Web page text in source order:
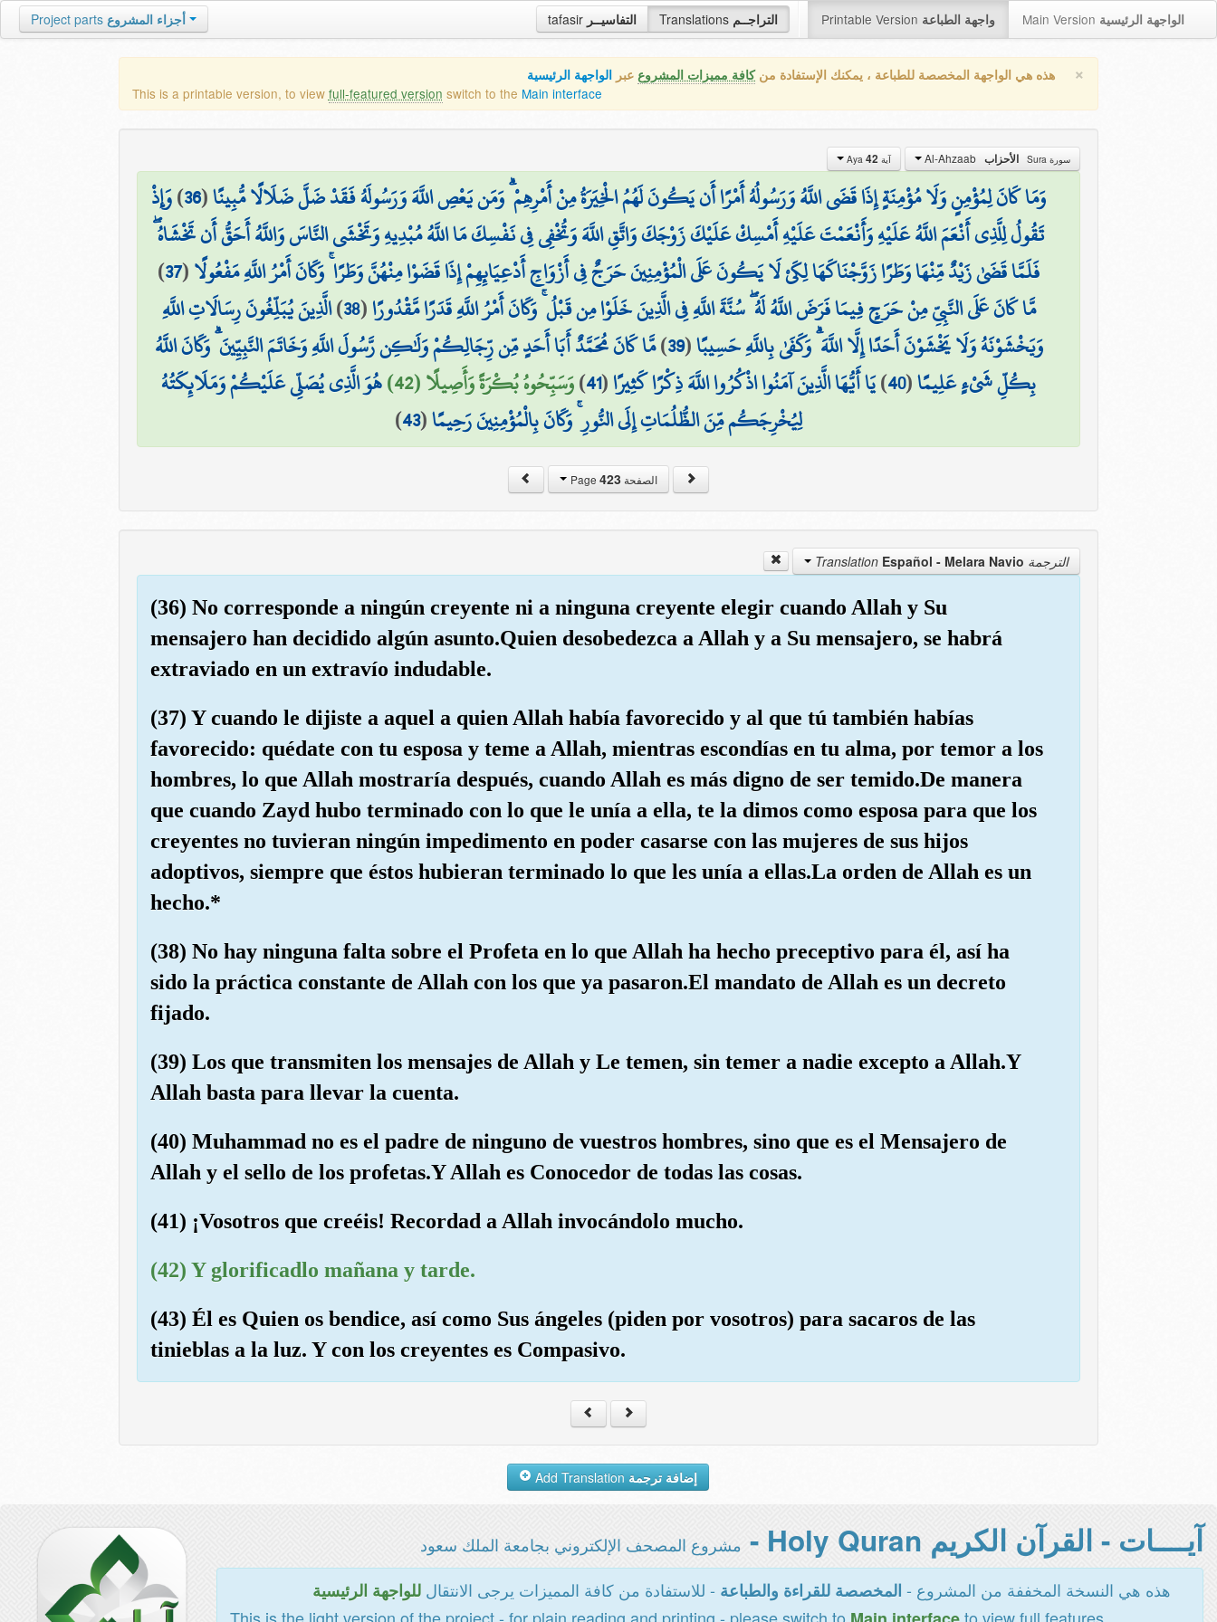
tafasir التفاسيــر Translations التراجــم Printable Version واجهة الطباعة Main Version الواجهة الرئيسية Project parts أجزاء المشروع
× هذه هي الواجهة المخصصة للطباعة ، يمكنك الإستفادة منكافة مميزات المشروع عبر الواجهة الرئيسية
This is a printable version, to view full-featured version switch to the Main interface
سورة Sura الأحزاب آية Aya 42
وَمَا كَانَ لِمُؤْمِنٍ وَلَا مُؤْمِنَةٍ إِذَا قَضَى اللَّهُ وَرَسُولُهُ أَمْرًا أَن يَكُونَ لَهُمُ الْخِيَرَةُ مِنْ أَمْرِهِمْ ۗ وَمَن يَعْصِ اللَّهَ وَرَسُولَهُ فَقَدْ ضَلَّ ضَلَالًا مُّبِينًا(
36
)وَإِذْ
تَقُولُ لِلَّذِي أَنْعَمَ اللَّهُ عَلَيْهِ وَأَنْعَمْتَ عَلَيْهِ أَمْسِكْ عَلَيْكَ زَوْجَكَ وَاتَّقِ اللَّهَ وَتُخْفِي فِي نَفْسِكَ مَا اللَّهُ مُبْدِيهِ وَتَخْشَى النَّاسَ وَاللَّهُ أَحَقُّ أَن تَخْشَاهُ ۖ
فَلَمَّا قَضَىٰ زَيْدٌ مِّنْهَا وَطَرًا زَوَّجْنَاكَهَا لِكَيْ لَا يَكُونَ عَلَى الْمُؤْمِنِينَ حَرَجٌ فِي أَزْوَاجِ أَدْعِيَائِهِمْ إِذَا قَضَوْا مِنْهُنَّ وَطَرًا ۚ وَكَانَ أَمْرُ اللَّهِ مَفْعُولًا(
37
)
مَّا كَانَ عَلَى النَّبِيِّ مِنْ حَرَجٍ فِيمَا فَرَضَ اللَّهُ لَهُ ۖ سُنَّةَ اللَّهِ فِي الَّذِينَ خَلَوْا مِن قَبْلُ ۚ وَكَانَ أَمْرُ اللَّهِ قَدَرًا مَّقْدُورًا(
38
)الَّذِينَ يُبَلِّغُونَ رِسَالَاتِ اللَّهِ
وَيَخْشَوْنَهُ وَلَا يَخْشَوْنَ أَحَدًا إِلَّا اللَّهَ ۗ وَكَفَىٰ بِاللَّهِ حَسِيبًا(
39
)مَّا كَانَ مُحَمَّدٌ أَبَا أَحَدٍ مِّن رِّجَالِكُمْ وَلَٰكِن رَّسُولَ اللَّهِ وَخَاتَمَ النَّبِيِّينَ ۗ وَكَانَ اللَّهُ
بِكُلِّ شَيْءٍ عَلِيمًا(
40
)يَا أَيُّهَا الَّذِينَ آمَنُوا اذْكُرُوا اللَّهَ ذِكْرًا كَثِيرًا(
41
)وَسَبِّحُوهُ بُكْرَةً وَأَصِيلًا (42)
هُوَ الَّذِي يُصَلِّي عَلَيْكُمْ وَمَلَائِكَتُهُ
لِيُخْرِجَكُم مِّنَ الظُّلُمَاتِ إِلَى النُّورِ ۚ وَكَانَ بِالْمُؤْمِنِينَ رَحِيمًا(
43
)
الصفحة Page423
الترجمة Translation Español - Melara Navio
(36) No corresponde a ningún creyente ni a ninguna creyente elegir cuando Allah y Su
mensajero han decidido algún asunto.Quien desobedezca a Allah y a Su mensajero, se habrá
extraviado en un extravío indudable.
(37) Y cuando le dijiste a aquel a quien Allah había favorecido y al que tú también habías
favorecido: quédate con tu esposa y teme a Allah, mientras escondías en tu alma, por temor a los
hombres, lo que Allah mostraría después, cuando Allah es más digno de ser temido.De manera
que cuando Zayd hubo terminado con lo que le unía a ella, te la dimos como esposa para que los
creyentes no tuvieran ningún impedimento en poder casarse con las mujeres de sus hijos
adoptivos, siempre que éstos hubieran terminado lo que les unía a ellas.La orden de Allah es un
hecho.*
(38) No hay ninguna falta sobre el Profeta en lo que Allah ha hecho preceptivo para él, así ha
sido la práctica constante de Allah con los que ya pasaron.El mandato de Allah es un decreto
fijado.
(39) Los que transmiten los mensajes de Allah y Le temen, sin temer a nadie excepto a Allah.Y
Allah basta para llevar la cuenta.
(40) Muhammad no es el padre de ninguno de vuestros hombres, sino que es el Mensajero de
Allah y el sello de los profetas.Y Allah es Conocedor de todas las cosas.
(41) ¡Vosotros que creéis! Recordad a Allah invocándolo mucho.
(42) Y glorificadlo mañana y tarde.
(43) Él es Quien os bendice, así como Sus ángeles (piden por vosotros) para sacaros de las
tinieblas a la luz. Y con los creyentes es Compasivo.
إضافة ترجمة
آيــــات - القرآن الكريم Holy Quran - مشروع المصحف الإلكتروني بجامعة الملك سعود
هذه هي النسخة المخففة من المشروع - المخصصة للقراءة والطباعة - للاستفادة من كافة المميزات يرجى الانتقالللواجهة الرئيسية